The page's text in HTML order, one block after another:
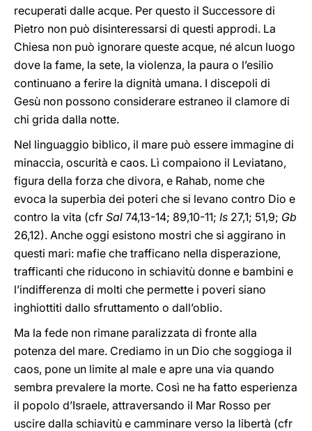
recuperati dalle acque. Per questo il Successore di
Pietro non può disinteressarsi di questi approdi. La
Chiesa non può ignorare queste acque, né alcun luogo
dove la fame, la sete, la violenza, la paura o l’esilio
continuano a ferire la dignità umana. I discepoli di
Gesù non possono considerare estraneo il clamore di
chi grida dalla notte.
Nel linguaggio biblico, il mare può essere immagine di
minaccia, oscurità e caos. Lì compaiono il Leviatano,
figura della forza che divora, e Rahab, nome che
evoca la superbia dei poteri che si levano contro Dio e
contro la vita (cfr Sal 74,13-14; 89,10-11; Is 27,1; 51,9; Gb
26,12). Anche oggi esistono mostri che si aggirano in
questi mari: mafie che trafficano nella disperazione,
trafficanti che riducono in schiavitù donne e bambini e
l’indifferenza di molti che permette i poveri siano
inghiottiti dallo sfruttamento o dall’oblio.
Ma la fede non rimane paralizzata di fronte alla
potenza del mare. Crediamo in un Dio che soggioga il
caos, pone un limite al male e apre una via quando
sembra prevalere la morte. Così ne ha fatto esperienza
il popolo d’Israele, attraversando il Mar Rosso per
uscire dalla schiavitù e camminare verso la libertà (cfr